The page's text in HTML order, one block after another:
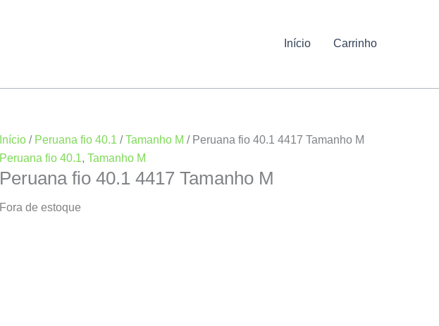
Início Carrinho
Início / Peruana fio 40.1 /Tamanho M / Peruana fio 40.1 4417 Tamanho M
Peruana fio 40.1, Tamanho M
Peruana fio 40.1 4417 Tamanho M
Fora de estoque